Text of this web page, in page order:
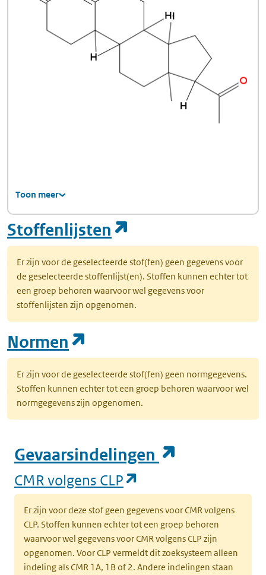
Toon meer
Stoffenlijsten
Er zijn voor de geselecteerde stof(fen) geen gegevens voor
de geselecteerde stoffenlijst(en). Stoffen kunnen echter tot
een groep behoren waarvoor wel gegevens voor
stoffenlijsten zijn opgenomen.
Normen
Er zijn voor de geselecteerde stof(fen) geen normgegevens.
Stoffen kunnen echter tot een groep behoren waarvoor wel
normgegevens zijn opgenomen.
Gevaarsindelingen
CMR volgens CLP
Er zijn voor deze stof geen gegevens voor CMR volgens
CLP. Stoffen kunnen echter tot een groep behoren
waarvoor wel gegevens voor CMR volgens CLP zijn
opgenomen. Voor CLP vermeldt dit zoeksysteem alleen
indeling als CMR 1A, 1B of 2. Andere indelingen staan